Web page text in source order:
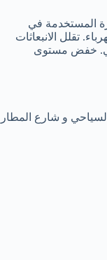
المستخدمة في
تقلل الانبعاثات
خفض مستوى
و شارع المطار